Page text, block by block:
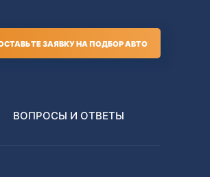
ЗАЯВКУ НА ПОДБОР АВТО
ВОПРОСЫ И ОТВЕТЫ